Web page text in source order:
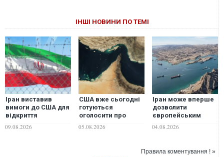
ІНШІ НОВИНИ ПО ТЕМІ
Іран виставив
вимоги до США для
відкриття
Ормузької протоки
09.08.2026
США вже сьогодні
готуються
оголосити про
угоду щодо
Ормузької протоки
05.08.2026
Іран може вперше
дозволити
європейським
країнам
розмінувати
04.08.2026
Правила коментування ! »